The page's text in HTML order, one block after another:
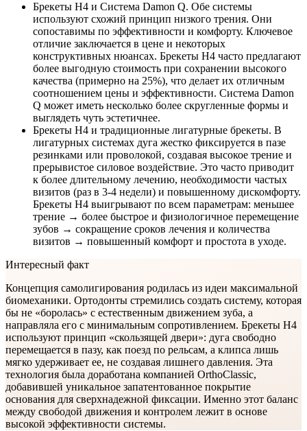
Брекеты H4 и Система Damon Q. Обе системы
используют схожий принцип низкого трения. Они
сопоставимы по эффективности и комфорту. Ключевое
отличие заключается в цене и некоторых
конструктивных нюансах. Брекеты H4 часто предлагают
более выгодную стоимость при сохранении высокого
качества (примерно на 25%), что делает их отличным
соотношением цены и эффективности. Система Damon
Q может иметь несколько более скругленные формы и
выглядеть чуть эстетичнее.
Брекеты H4 и традиционные лигатурные брекеты. В
лигатурных системах дуга жестко фиксируется в пазе
резинками или проволокой, создавая высокое трение и
прерывистое силовое воздействие. Это часто приводит
к более длительному лечению, необходимости частых
визитов (раз в 3-4 недели) и повышенному дискомфорту.
Брекеты H4 выигрывают по всем параметрам: меньшее
трение → более быстрое и физиологичное перемещение
зубов → сокращение сроков лечения и количества
визитов → повышенный комфорт и простота в уходе.
Интересный факт
Концепция самолигирования родилась из идеи максимальной
биомеханики. Ортодонты стремились создать систему, которая
бы не «боролась» с естественным движением зуба, а
направляла его с минимальным сопротивлением. Брекеты H4
используют принцип «скользящей двери»: дуга свободно
перемещается в пазу, как поезд по рельсам, а клипса лишь
мягко удерживает ее, не создавая лишнего давления. Эта
технология была доработана компанией OrthoClassic,
добавившей уникальное запатентованное покрытие
основания для сверхнадежной фиксации. Именно этот баланс
между свободой движения и контролем лежит в основе
высокой эффективности системы.